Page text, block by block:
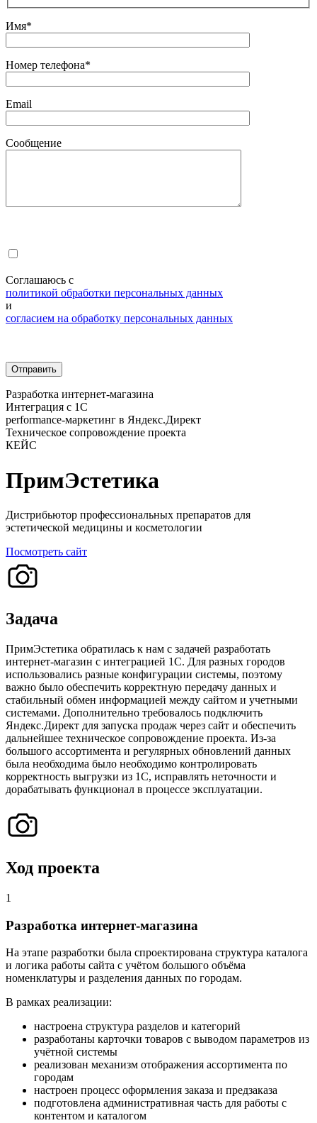
Имя*
Номер телефона*
Email
Сообщение
Соглашаюсь с
политикой обработки персональных данных
и
согласием на обработку персональных данных
Разработка интернет-магазина
Интеграция с 1С
performance-маркетинг в Яндекс.Директ
Техническое сопровождение проекта
КЕЙС
ПримЭстетика
Дистрибьютор профессиональных препаратов для
эстетической медицины и косметологии
Посмотреть сайт
Задача
ПримЭстетика обратилась к нам с задачей разработать
интернет-магазин с интеграцией 1С. Для разных городов
использовались разные конфигурации системы, поэтому
важно было обеспечить корректную передачу данных и
стабильный обмен информацией между сайтом и учетными
системами. Дополнительно требовалось подключить
Яндекс.Директ для запуска продаж через сайт и обеспечить
дальнейшее техническое сопровождение проекта. Из-за
большого ассортимента и регулярных обновлений данных
была необходима было необходимо контролировать
корректность выгрузки из 1С, исправлять неточности и
дорабатывать функционал в процессе эксплуатации.
Ход проекта
1
Разработка интернет-магазина
На этапе разработки была спроектирована структура каталога
и логика работы сайта с учётом большого объёма
номенклатуры и разделения данных по городам.
В рамках реализации:
настроена структура разделов и категорий
разработаны карточки товаров с выводом параметров из
учётной системы
реализован механизм отображения ассортимента по
городам
настроен процесс оформления заказа и предзаказа
подготовлена административная часть для работы с
контентом и каталогом